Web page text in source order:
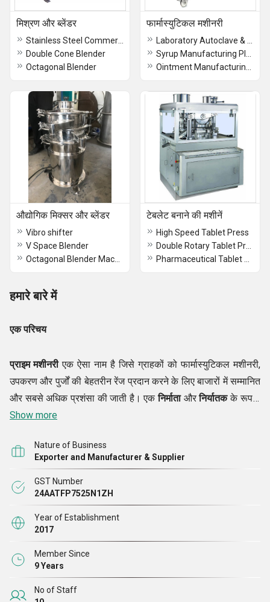
मिश्रण और ब्लेंडर
Double Cone Blender
Octagonal Blender
फार्मास्युटिकल मशीनरी
औद्योगिक मिक्सर और ब्लेंडर
Vibro shifter
V Space Blender
टेबलेट बनाने की मशीनें
High Speed Tablet Press
हमारे बारे में
एक परिचय
प्राइम मशीनरीएक ऐसा नाम है जिसे ग्राहकों को फार्मास्युटिकल मशीनरी,
उपकरण और पुर्जों की बेहतरीन रेंज प्रदान करने के लिए बाजारों में सम्मानित
और सबसे अधिक प्रशंसा की जाती है। एकनिर्माताऔरनिर्यातकके रूप में
हमारा काम इस तरीके से किया जाता है कि हम बाज़ारों में सभी बदलाव ला
उत्कृष्टता प्राप्त करते हैं, बल्कि हम अपने ग्राहकों से यह भी वादा करते हैं कि
हम एक ऐसा नाम हैं जिस पर वे अपनी आवश्यकताओं को पूरा करने के लिए
भरोसा कर सकते हैं।
फार्मा मशीन, फार्मास्युटिकल उपकरण आदि कुछ ऐसे ऑफर हैं, जिन्हें हम अपने
ग्राहकों को देते हैं। पिछले रिकॉर्ड हमेशा हमारे ग्राहकों को प्रदर्शित किए
जाते हैं ताकि वे हमारे शानदार ढंग से निष्पादित कार्यों पर एक नज़र डाल सकें
और हम पर भरोसा कर सकें।
Show more
Nature of Business
Exporter and Manufacturer & Supplier
GST Number
24AATFP7525N1ZH
Year of Establishment
2017
Member Since
9 Years
No of Staff